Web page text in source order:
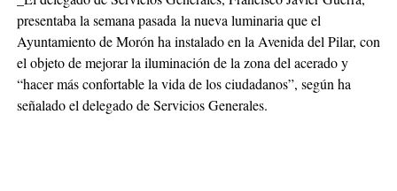
presentaba la semana pasada la nueva luminaria que el
Ayuntamiento de Morón ha instalado en la Avenida del Pilar, con
el objeto de mejorar la iluminación de la zona del acerado y
“hacer más confortable la vida de los ciudadanos”, según ha
señalado el delegado de Servicios Generales.